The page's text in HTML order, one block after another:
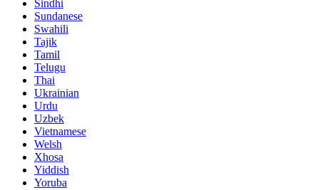
Sindhi
Sundanese
Swahili
Tajik
Tamil
Telugu
Thai
Ukrainian
Urdu
Uzbek
Vietnamese
Welsh
Xhosa
Yiddish
Yoruba